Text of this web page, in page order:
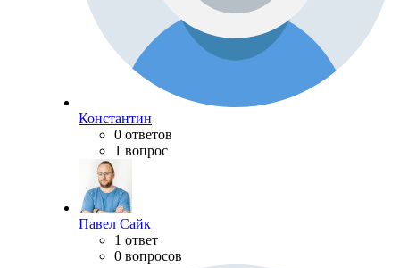
Константин
0 ответов
1 вопрос
Павел Сайк
1 ответ
0 вопросов